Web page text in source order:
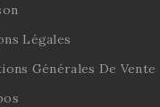
Légales
Générales De Vente